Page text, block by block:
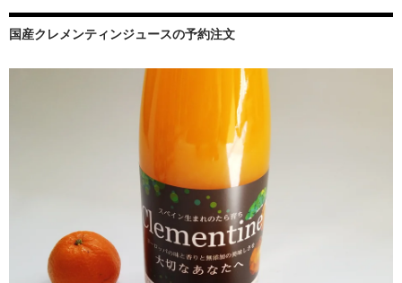
国産クレメンティンジュースの予約注文